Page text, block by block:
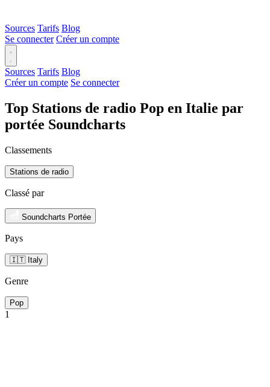
Sources Tarifs Blog
Se connecter Créer un compte
Sources Tarifs Blog
Créer un compte Se connecter
Top Stations de radio Pop en Italie par
portée Soundcharts
Classements
Stations de radio
Classé par
Soundcharts Portée
Pays
🇮🇹 Italy
Genre
Pop
1